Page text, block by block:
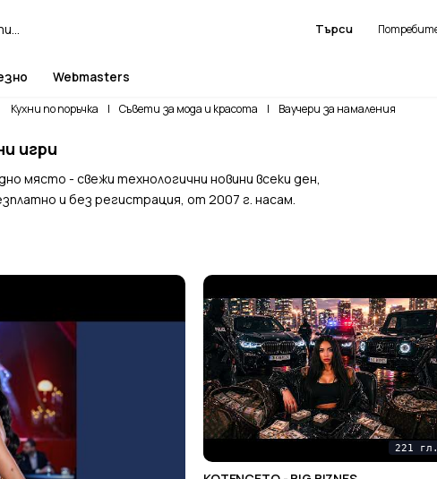
Търси
Webmasters
Кухни по поръчка | Съвети за мода и красота | Ваучери за намаления
игри
място - свежи технологични новини всеки ден,
и без регистрация, от 2007 г. насам.
221 гл.